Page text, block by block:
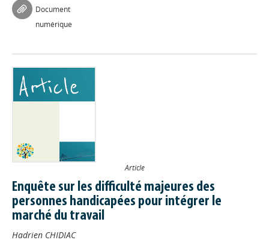
Document
numérique
Article
Enquête sur les difficulté majeures des
personnes handicapées pour intégrer le
marché du travail
Hadrien CHIDIAC